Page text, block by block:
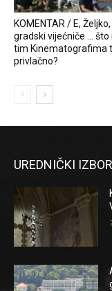
KOMENTAR / E,
gradski vijećniče … što
tim Kinematografima
privlačno?
UREDNIČKI IZBOR